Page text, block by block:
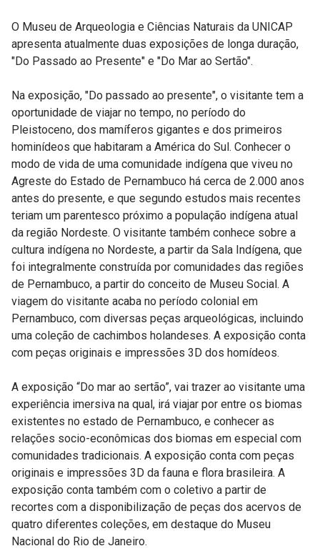
O Museu de Arqueologia e Ciências Naturais da UNICAP
apresenta atualmente duas exposições de longa duração,
"Do Passado ao Presente" e "Do Mar ao Sertão".
Na exposição, "Do passado ao presente", o visitante tem a
oportunidade de viajar no tempo, no período do
Pleistoceno, dos mamíferos gigantes e dos primeiros
hominídeos que habitaram a América do Sul. Conhecer o
modo de vida de uma comunidade indígena que viveu no
Agreste do Estado de Pernambuco há cerca de 2.000 anos
antes do presente, e que segundo estudos mais recentes
teriam um parentesco próximo a população indígena atual
da região Nordeste. O visitante também conhece sobre a
cultura indígena no Nordeste, a partir da Sala Indígena, que
foi integralmente construída por comunidades das regiões
de Pernambuco, a partir do conceito de Museu Social. A
viagem do visitante acaba no período colonial em
Pernambuco, com diversas peças arqueológicas, incluindo
uma coleção de cachimbos holandeses. A exposição conta
com peças originais e impressões 3D dos homídeos.
A exposição “Do mar ao sertão”, vai trazer ao visitante uma
experiência imersiva na qual, irá viajar por entre os biomas
existentes no estado de Pernambuco, e conhecer as
relações socio-econômicas dos biomas em especial com
comunidades tradicionais. A exposição conta com peças
originais e impressões 3D da fauna e flora brasileira. A
exposição conta também com o coletivo a partir de
recortes com a disponibilização de peças dos acervos de
quatro diferentes coleções, em destaque do Museu
Nacional do Rio de Janeiro.